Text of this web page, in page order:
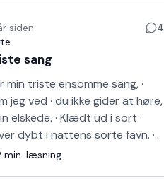
siden
4
sang
min triste ensomme sang, ·
jeg ved · du ikke gider at høre,
elskede. · Klædt ud i sort ·
dybt i nattens sorte favn. ·
mit kvalte råb, · der går
min. læsning